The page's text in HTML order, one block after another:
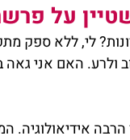
על
לי, ללא ספק
ולרע. האם אני
אידיאולוגיה.